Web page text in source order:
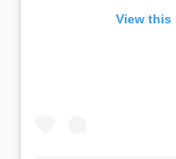
View this